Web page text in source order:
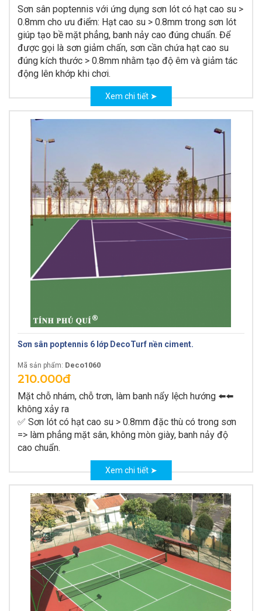
Sơn sân poptennis với ứng dụng sơn lót có hạt cao su >
0.8mm cho ưu điểm: Hạt cao su > 0.8mm trong sơn lót
giúp tạo bề mặt phẳng, banh nảy cao đúng chuẩn. Để
được gọi là sơn giảm chấn, sơn cần chứa hạt cao su
đúng kích thước > 0.8mm nhằm tạo độ êm và giảm tác
động lên khớp khi chơi.
Xem chi tiết ➤
Sơn sân poptennis 6 lớp DecoTurf nền ciment.
Mã sản phẩm: Deco1060
210.000đ
Mặt chỗ nhám, chỗ trơn, làm banh nẩy lệch hướng ⬅️⬅️
không xảy ra
✅ Sơn lót có hạt cao su > 0.8mm đặc thù có trong sơn
=> làm phẳng mặt sân, không mòn giày, banh nảy độ
cao chuẩn.
Xem chi tiết ➤